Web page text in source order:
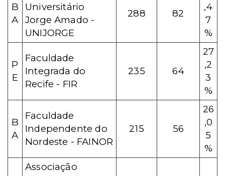
B
A
Universitário
Jorge Amado -
UNIJORGE
288 82
,4
7
%
P
E
Faculdade
Integrada do
Recife - FIR
235 64
27
,2
3
%
B
A
Faculdade
Independente do
Nordeste - FAINOR
215 56
26
,0
5
%
Associação